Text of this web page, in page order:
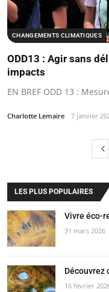
CHANGEMENTS CLIMATIQUES
ODD13 : Agir sans
impacts
EN BREF ODD 13 :
Charlotte Lemaire 7 janvier
LES PLUS POPULAIRES
Vivre éco-
31 mars 2026
Découvrez
16 février